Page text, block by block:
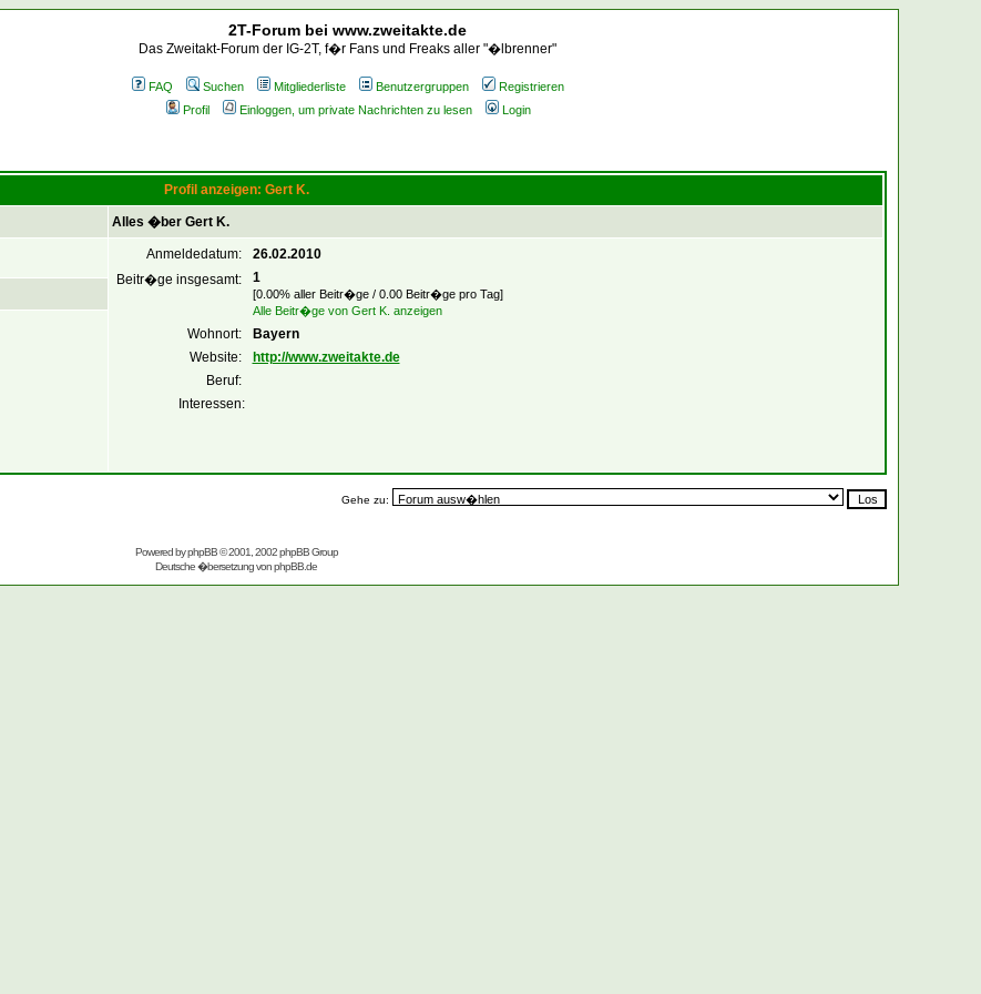
2T-Forum bei www.zweitakte.de
Das Zweitakt-Forum der IG-2T, f�r Fans und Freaks aller "�lbrenner"
FAQ Suchen Mitgliederliste Benutzergruppen
Registrieren
Profil
Einloggen, um private Nachrichten zu lesen Login
Profil anzeigen: Gert K.
Alles �ber Gert K.
Anmeldedatum:
26.02.2010
Beitr�ge insgesamt:
1
[0.00% aller Beitr�ge / 0.00 Beitr�ge pro Tag]
Alle Beitr�ge von Gert K. anzeigen
Wohnort:
Bayern
Website:
http://www.zweitakte.de
Beruf:
Interessen:
Gehe zu:
Powered byphpBB© 2001, 2002 phpBB Group
Deutsche �bersetzung vonphpBB.de